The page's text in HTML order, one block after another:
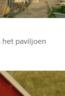
het paviljoen